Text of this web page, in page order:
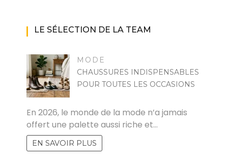
LE SÉLECTION DE LA TEAM
MODE
CHAUSSURES INDISPENSABLES
POUR TOUTES LES OCCASIONS
En 2026, le monde de la mode n’a jamais
offert une palette aussi riche et…
EN SAVOIR PLUS